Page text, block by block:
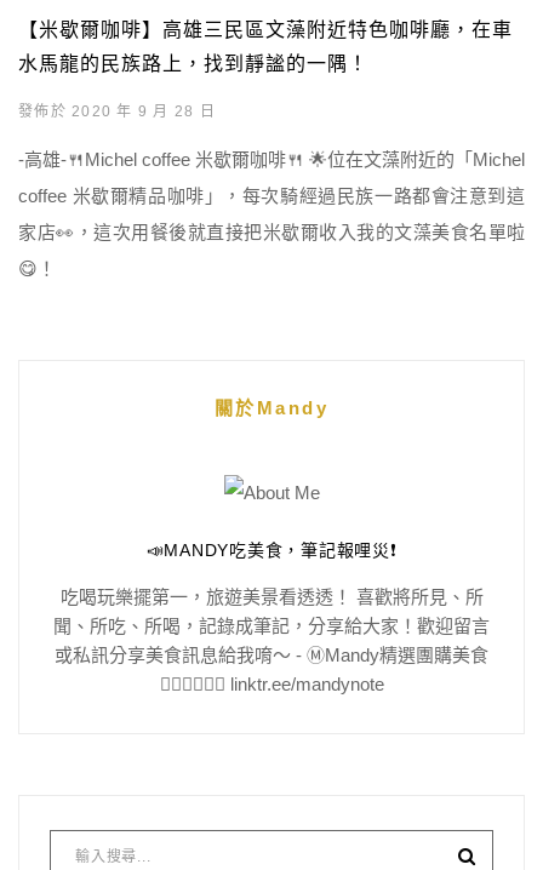
【米歇爾咖啡】高雄三民區文藻附近特色咖啡廳，在車
水馬龍的民族路上，找到靜謐的一隅！
發佈於 2020 年 9 月 28 日
-高雄-🍴Michel coffee 米歇爾咖啡🍴 🌟位在文藻附近的「Michel
coffee 米歇爾精品咖啡」，每次騎經過民族一路都會注意到這
家店👀，這次用餐後就直接把米歇爾收入我的文藻美食名單啦
😋！
關於Mandy
📣MANDY吃美食，筆記報哩災❗️
吃喝玩樂擺第一，旅遊美景看透透！ 喜歡將所見、所
聞、所吃、所喝，記錄成筆記，分享給大家！歡迎留言
或私訊分享美食訊息給我唷～ - Ⓜ️Mandy精選團購美食
👇🏻👇🏻👇🏻 linktr.ee/mandynote